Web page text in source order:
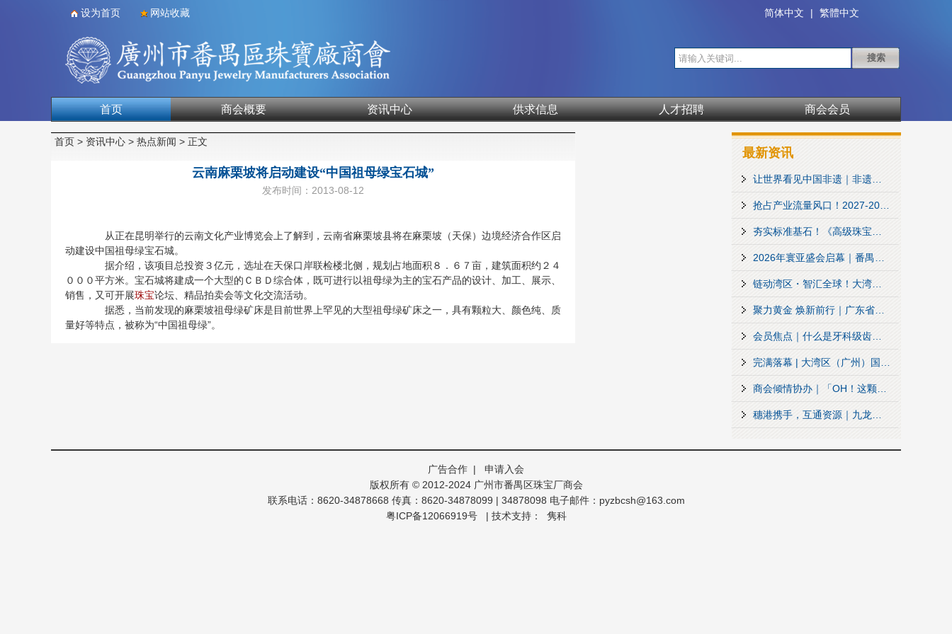
设为首页 网站收藏 简体中文 | 繁體中文
首页 商会概要 资讯中心 供求信息 人才招聘
商会会员
合作单位
首页 > 资讯中心 > 热点新闻 > 正文
云南麻栗坡将启动建设“中国祖母绿宝石城”
发布时间：2013-08-12
从正在昆明举行的云南文化产业博览会上了解到，云南省麻栗坡县将在麻栗坡（天保）边境经济合作区启
动建设中国祖母绿宝石城。
据介绍，该项目总投资３亿元，选址在天保口岸联检楼北侧，规划占地面积８．６７亩，建筑面积约２４
０００平方米。宝石城将建成一个大型的ＣＢＤ综合体，既可进行以祖母绿为主的宝石产品的设计、加工、展示、
销售，又可开展珠宝论坛、精品拍卖会等文化交流活动。
据悉，当前发现的麻栗坡祖母绿矿床是目前世界上罕见的大型祖母绿矿床之一，具有颗粒大、颜色纯、质
量好等特点，被称为“中国祖母绿”。
最新资讯
广告合作 |
申请入会
版权所有 © 2012-2024 广州市番禺区珠宝厂商会
联系电话：8620-34878668 传真：8620-34878099 | 34878098 电子邮件：pyzbcsh@163.com
粤ICP备12066919号
| 技术支持： 隽科